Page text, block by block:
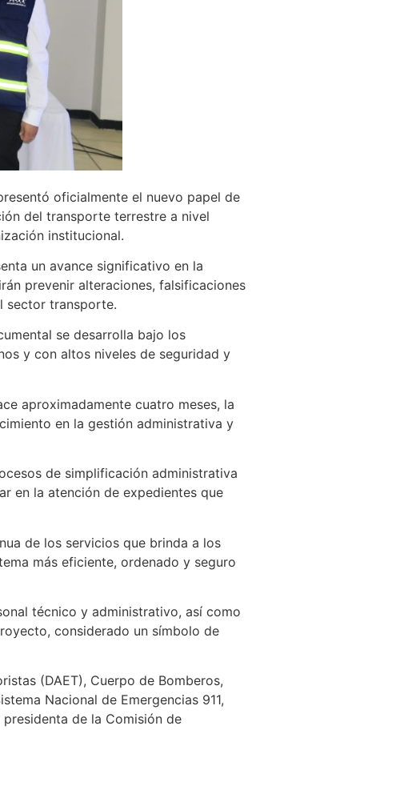
oficialmente el nuevo papel de
del transporte terrestre a nivel
institucional.
un avance significativo en la
prevenir alteraciones, falsificaciones
sector transporte.
se desarrolla bajo los
y con altos niveles de seguridad y
aproximadamente cuatro meses, la
en la gestión administrativa y
de simplificación administrativa
en la atención de expedientes que
de los servicios que brinda a los
más eficiente, ordenado y seguro
técnico y administrativo, así como
considerado un símbolo de
(DAET), Cuerpo de Bomberos,
Nacional de Emergencias 911,
de la Comisión de